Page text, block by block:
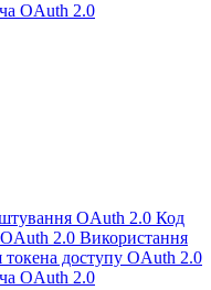
OAuth 2.0
OAuth 2.0 Код
2.0 Використання
доступу OAuth 2.0
OAuth 2.0